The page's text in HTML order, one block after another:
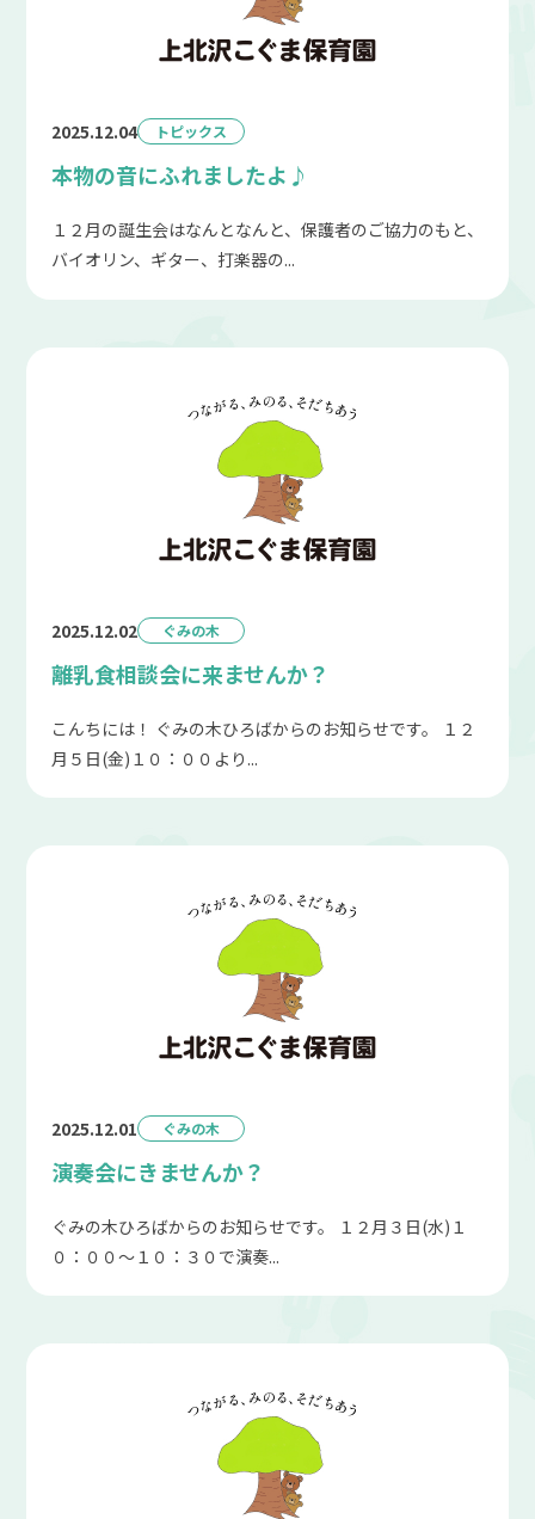
2025.12.04 トピックス
本物の音にふれましたよ♪
１２月の誕生会はなんとなんと、保護者のご協力のもと、
バイオリン、ギター、打楽器の...
2025.12.02 ぐみの木
離乳食相談会に来ませんか？
こんちには！ ぐみの木ひろばからのお知らせです。 １２
月５日(金)１０：００より...
2025.12.01 ぐみの木
演奏会にきませんか？
ぐみの木ひろばからのお知らせです。 １２月３日(水)１
０：００～１０：３０で演奏...